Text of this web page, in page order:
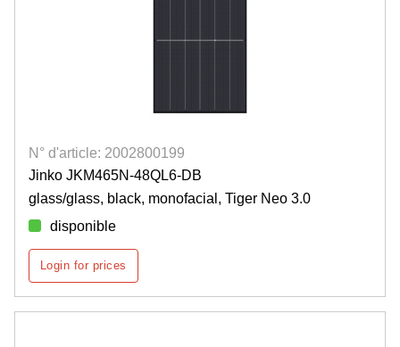
N° d'article: 2002800199
Jinko JKM465N-48QL6-DB
glass/glass, black, monofacial, Tiger Neo 3.0
disponible
Login for prices